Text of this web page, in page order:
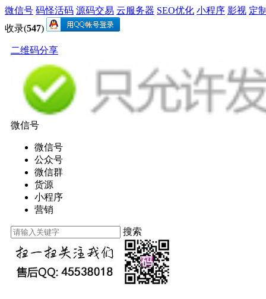
微信号 码怪活码 源码交易 云服务器 SEO优化 小程序 影视 定
收录(547)
二维码分享
微信号
微信号
公众号
微信群
货源
小程序
营销
搜索